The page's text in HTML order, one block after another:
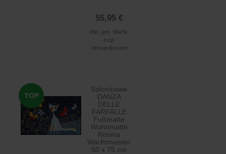
55,95 €
inkl. ges. MwSt.
zzgl.
Versandkosten
TOP
Salonloewe
DANZA
DELLE
FARFALLE
Fußmatte
Wohnmatte
Rosina
Wachtmeister
50 x 75 cm